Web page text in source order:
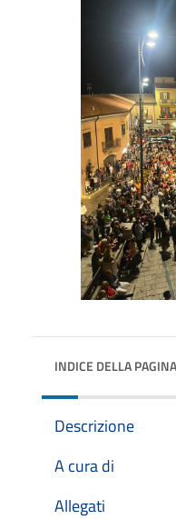
INDICE DELLA PAGINA
Descrizione
A cura di
Allegati